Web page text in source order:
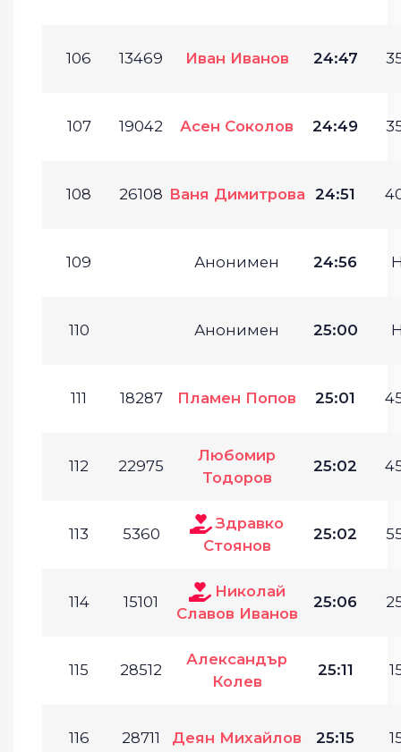
106 13469 Иван Иванов 24:47
107 19042 Асен Соколов 24:49
108 26108 Ваня Димитрова 24:51
109 Анонимен 24:56
110 Анонимен 25:00
111 18287 Пламен Попов 25:01
112 22975
Любомир
Тодоров
25:02
113 5360
Здравко
Стоянов
25:02
114 15101
Николай
Славов Иванов
25:06
115 28512
Александър
Колев
25:11
116 28711 Деян Михайлов 25:15